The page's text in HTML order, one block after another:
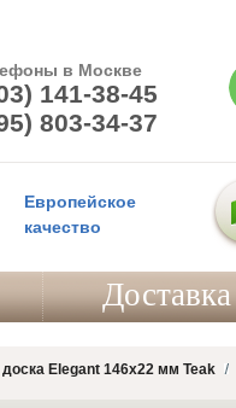
в Москве
141-38-45
803-34-37
Европейское
качество
Доставка
доска Elegant 146x22 мм Teak